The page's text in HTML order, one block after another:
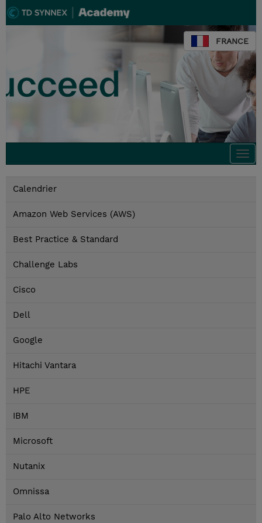
FRANCE
Calendrier
Amazon Web Services (AWS)
Best Practice & Standard
Challenge Labs
Cisco
Dell
Google
Hitachi Vantara
HPE
IBM
Microsoft
Nutanix
Omnissa
Palo Alto Networks